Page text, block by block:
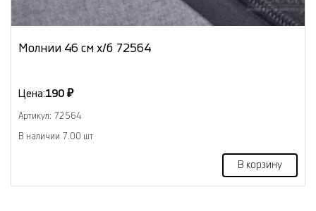
Молнии 46 см х/б 72564
Цена:190 ₽
Артикул: 72564
В наличии 7.00 шт
В корзину